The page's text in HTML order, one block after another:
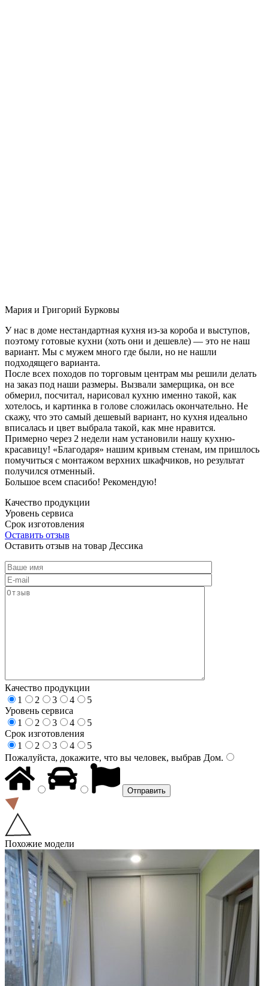
Мария и Григорий Бурковы
У нас в доме нестандартная кухня из-за короба и выступов,
поэтому готовые кухни (хоть они и дешевле) — это не наш
вариант. Мы с мужем много где были, но не нашли
подходящего варианта.
После всех походов по торговым центрам мы решили делать
на заказ под наши размеры. Вызвали замерщика, он все
обмерил, посчитал, нарисовал кухню именно такой, как
хотелось, и картинка в голове сложилась окончательно. Не
скажу, что это самый дешевый вариант, но кухня идеально
вписалась и цвет выбрала такой, как мне нравится.
Примерно через 2 недели нам установили нашу кухню-
красавицу! «Благодаря» нашим кривым стенам, им пришлось
помучиться с монтажом верхних шкафчиков, но результат
получился отменный.
Большое всем спасибо! Рекомендую!
Качество продукции
Уровень сервиса
Срок изготовления
Оставить отзыв
Оставить отзыв на товар Дессика
Качество продукции
1
2 3 4
5
Уровень сервиса
1
2 3 4
5
Срок изготовления
1
2 3 4
5
Пожалуйста, докажите, что вы человек, выбрав Дом.
Похожие модели